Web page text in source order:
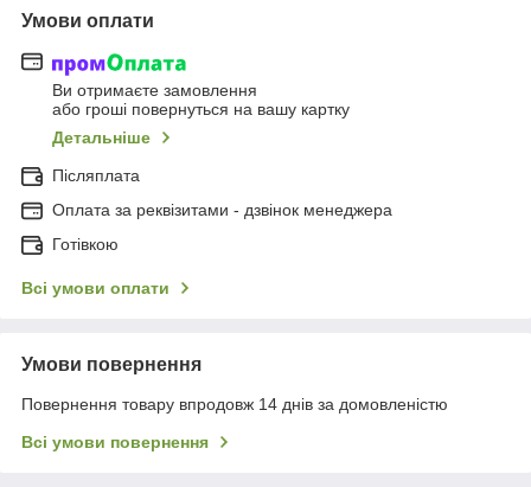
Умови оплати
Ви отримаєте замовлення
або гроші повернуться на вашу картку
Детальніше
Післяплата
Оплата за реквізитами - дзвінок менеджера
Готівкою
Всі умови оплати
Умови повернення
Повернення товару впродовж 14 днів за домовленістю
Всі умови повернення